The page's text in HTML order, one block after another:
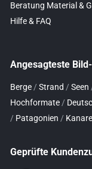
Beratung Material &
Hilfe & FAQ
Angesagteste
Berge / Strand / Seen
Hochformate /
/ Patagonien /
Geprüfte